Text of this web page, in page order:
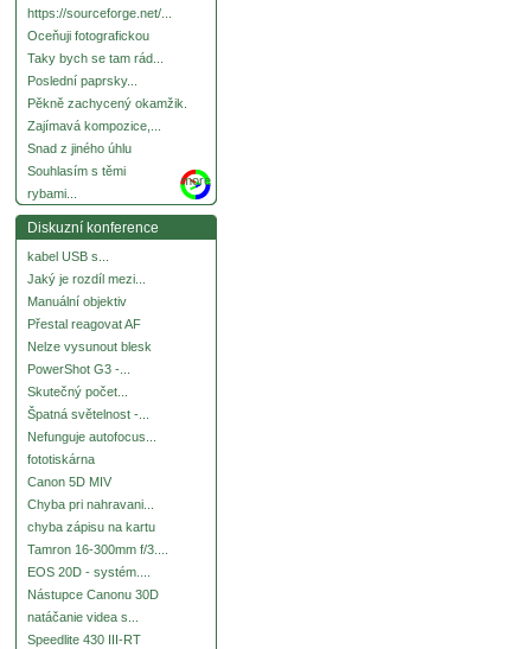
https://sourceforge.net/...
Oceňuji fotografickou
Taky bych se tam rád...
Poslední paprsky...
Pěkně zachycený okamžik.
Zajímavá kompozice,...
Snad z jiného úhlu
Souhlasím s těmi
rybami...
more
Diskuzní konference
kabel USB s...
Jaký je rozdíl mezi...
Manuální objektiv
Přestal reagovat AF
Nelze vysunout blesk
PowerShot G3 -...
Skutečný počet...
Špatná světelnost -...
Nefunguje autofocus...
fototiskárna
Canon 5D MIV
Chyba pri nahravani...
chyba zápisu na kartu
Tamron 16-300mm f/3....
EOS 20D - systém....
Nástupce Canonu 30D
natáčanie videa s...
Speedlite 430 III-RT